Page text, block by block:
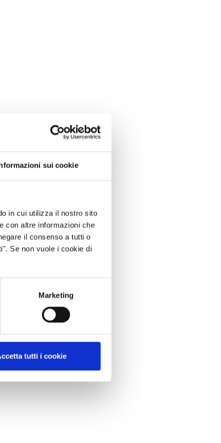
sui cookie
in cui utilizza il nostro sito
con altre informazioni che
il consenso a tutti o
Se non vuole i cookie di
Marketing
tutti i cookie